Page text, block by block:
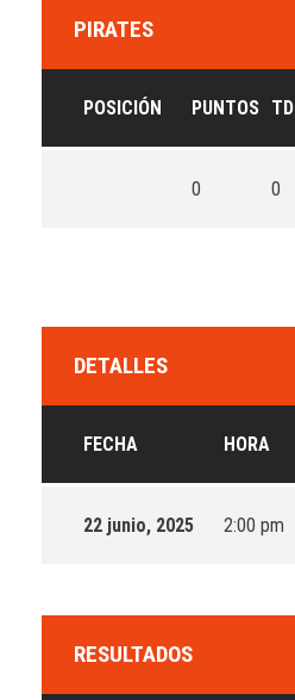
PIRATES
POSICIÓN PUNTOS TD
0 0
DETALLES
FECHA HORA
22 junio, 2025 2:00 pm
RESULTADOS